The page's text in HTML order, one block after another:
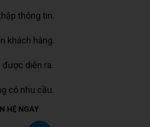
thông tin.
khách hàng.
được diễn ra.
có nhu cầu.
HỆ NGAY